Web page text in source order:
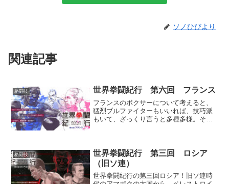
ソノひびより
関連記事
格闘技 世界拳闘紀行 第六回 フランス
フランスのボクサーについて考えると、
猛烈ブルファイターもいいれば、技巧派
もいて、ざっくり言うと多種多様。そこ
カにいたるまでずっとそう。
格闘技
世界拳闘紀行 第三回 ロシア
（旧ソ連）
世界拳闘紀行の第三回ロシア！旧ソ連時